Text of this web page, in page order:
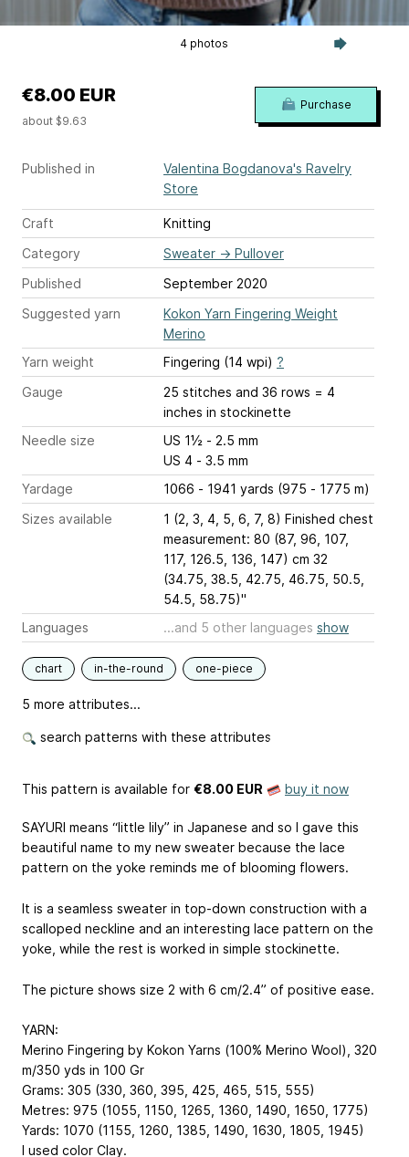
4 photos
Published in
Valentina Bogdanova's Ravelry
Store
Craft
Knitting
Category
Sweater → Pullover
Published
September 2020
Suggested yarn
Kokon Yarn Fingering Weight
Merino
Yarn weight
Fingering (14 wpi) ?
Gauge
25 stitches and 36 rows = 4
inches in stockinette
Needle size
US 1½ - 2.5 mm
US 4 - 3.5 mm
Yardage
1066 - 1941 yards (975 - 1775 m)
Sizes available
1 (2, 3, 4, 5, 6, 7, 8) Finished chest
measurement: 80 (87, 96, 107,
117, 126.5, 136, 147) cm 32
(34.75, 38.5, 42.75, 46.75, 50.5,
54.5, 58.75)"
Languages
...and 5 other languages show
chart in-the-round one-piece
5 more attributes...
search patterns with these attributes
€8.00 EUR
about $9.63
Purchase
This pattern is available for €8.00 EUR buy it now
SAYURI means “little lily” in Japanese and so I gave this
beautiful name to my new sweater because the lace
pattern on the yoke reminds me of blooming flowers.
It is a seamless sweater in top-down construction with a
scalloped neckline and an interesting lace pattern on the
yoke, while the rest is worked in simple stockinette.
The picture shows size 2 with 6 cm/2.4” of positive ease.
YARN:
Merino Fingering by Kokon Yarns (100% Merino Wool), 320
m/350 yds in 100 Gr
Grams: 305 (330, 360, 395, 425, 465, 515, 555)
Metres: 975 (1055, 1150, 1265, 1360, 1490, 1650, 1775)
Yards: 1070 (1155, 1260, 1385, 1490, 1630, 1805, 1945)
I used color Clay.